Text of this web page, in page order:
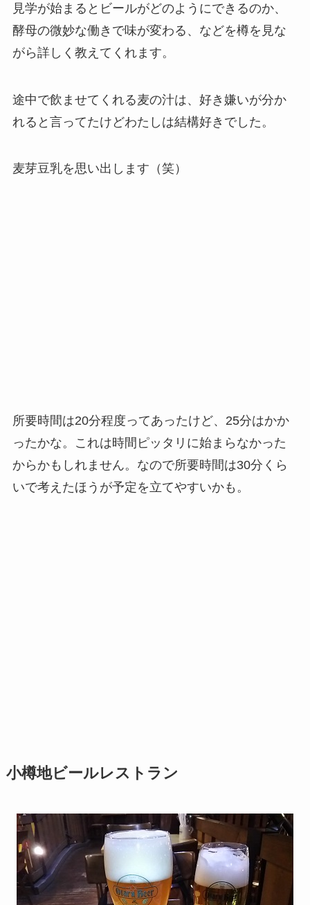
見学が始まるとビールがどのようにできるのか、
酵母の微妙な働きで味が変わる、などを樽を見な
がら詳しく教えてくれます。
途中で飲ませてくれる麦の汁は、好き嫌いが分か
れると言ってたけどわたしは結構好きでした。
麦芽豆乳を思い出します（笑）
所要時間は20分程度ってあったけど、25分はかか
ったかな。これは時間ピッタリに始まらなかった
からかもしれません。なので所要時間は30分くら
いで考えたほうが予定を立てやすいかも。
小樽地ビールレストラン